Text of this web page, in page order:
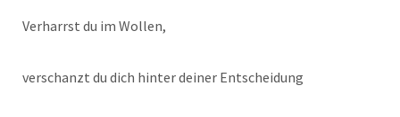
Verharrst du im Wollen,
verschanzt du dich hinter deiner Entscheidung